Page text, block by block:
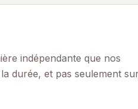
indépendante que nos
durée, et pas seulement